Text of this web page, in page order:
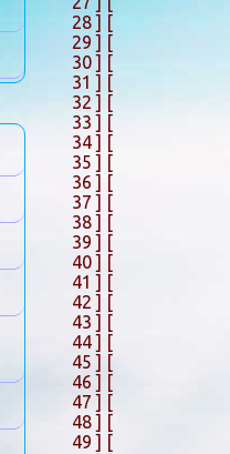
28 ] [
29 ] [
30 ] [
31 ] [
32 ] [
33 ] [
34 ] [
35 ] [
36 ] [
37 ] [
38 ] [
39 ] [
40 ] [
41 ] [
42 ] [
43 ] [
44 ] [
45 ] [
46 ] [
47 ] [
48 ] [
49 ] [